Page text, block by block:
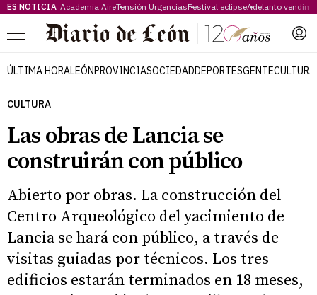
ES NOTICIA Academia AireTensión UrgenciasFestival eclipseAdelanto
Menú
ÚLTIMA HORALEÓNPROVINCIASOCIEDADDEPORTESGENTECULTURA
CULTURA
Las obras de Lancia se
construirán con público
Abierto por obras. La construcción del
Centro Arqueológico del yacimiento de
Lancia se hará con público, a través de
visitas guiadas por técnicos. Los tres
edificios estarán terminados en 18 meses,